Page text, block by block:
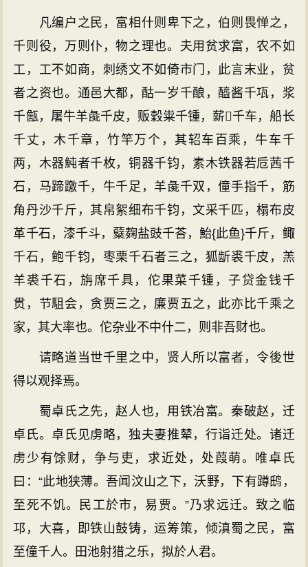
凡编户之民，富相什则卑下之，伯则畏惮之，
千则役，万则仆，物之理也。夫用贫求富，农不如
工，工不如商，刺绣文不如倚市门，此言末业，贫
者之资也。通邑大都，酤一岁千酿，醯酱千瓨，浆
千甔，屠牛羊彘千皮，贩穀粜千锺，薪千车，船长
千丈，木千章，竹竿万个，其轺车百乘，牛车千
两，木器魨者千枚，铜器千钧，素木铁器若卮茜千
石，马蹄躈千，牛千足，羊彘千双，僮手指千，筋
角丹沙千斤，其帛絮细布千钧，文采千匹，榻布皮
革千石，漆千斗，糵麹盐豉千荅，鮐{此鱼}千斤，鲰
千石，鲍千钧，枣栗千石者三之，狐龂裘千皮，羔
羊裘千石，旃席千具，佗果菜千锺，子贷金钱千
贯，节駔会，贪贾三之，廉贾五之，此亦比千乘之
家，其大率也。佗杂业不中什二，则非吾财也。
请略道当世千里之中，贤人所以富者，令後世
得以观择焉。
蜀卓氏之先，赵人也，用铁冶富。秦破赵，迁
卓氏。卓氏见虏略，独夫妻推辇，行诣迁处。诸迁
虏少有馀财，争与吏，求近处，处葭萌。唯卓氏
曰：“此地狭薄。吾闻汶山之下，沃野，下有蹲鸱，
至死不饥。民工於市，易贾。”乃求远迁。致之临
邛，大喜，即铁山鼓铸，运筹策，倾滇蜀之民，富
至僮千人。田池射猎之乐，拟於人君。